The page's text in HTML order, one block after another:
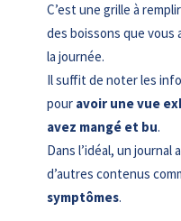
C’est une grille à
des boissons que vous
la journée.
Il suffit de noter les
pour avoir une vue
avez mangé et bu.
Dans l’idéal, un
d’autres contenus
symptômes.